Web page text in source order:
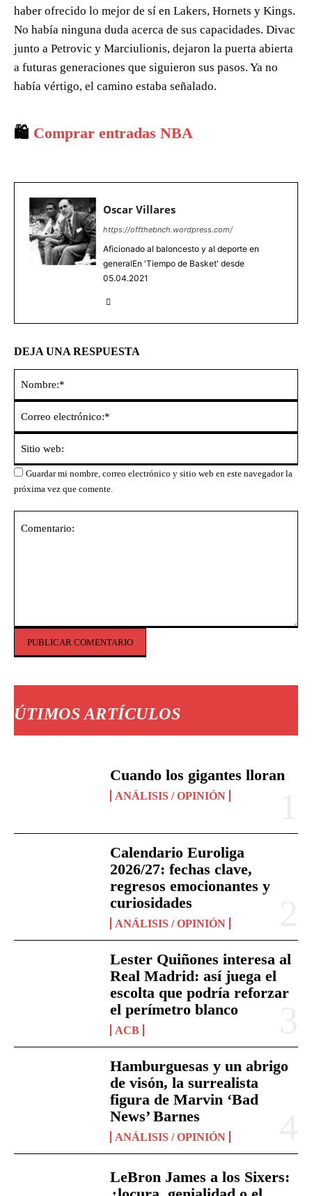
ÚTIMOS ARTÍCULOS
Cuando los gigantes lloran
ANÁLISIS / OPINIÓN
Calendario Euroliga
2026/27: fechas clave,
regresos emocionantes y
curiosidades
ANÁLISIS / OPINIÓN
Lester Quiñones interesa al
Real Madrid: así juega el
escolta que podría reforzar
el perímetro blanco
ACB
Hamburguesas y un abrigo
de visón, la surrealista
figura de Marvin ‘Bad
News’ Barnes
ANÁLISIS / OPINIÓN
LeBron James a los Sixers:
haber ofrecido lo mejor de sí en Lakers, Hornets y Kings.
No había ninguna duda acerca de sus capacidades. Divac
junto a Petrovic y Marciulionis, dejaron la puerta abierta
a futuras generaciones que siguieron sus pasos. Ya no
había vértigo, el camino estaba señalado.
🛍️ Comprar entradas NBA
Oscar Villares
https://offthebnch.wordpress.com/
Aficionado al baloncesto y al deporte en
generalEn 'Tiempo de Basket' desde
05.04.2021
DEJA UNA RESPUESTA
Guardar mi nombre, correo electrónico y sitio web en este navegador la
próxima vez que comente.